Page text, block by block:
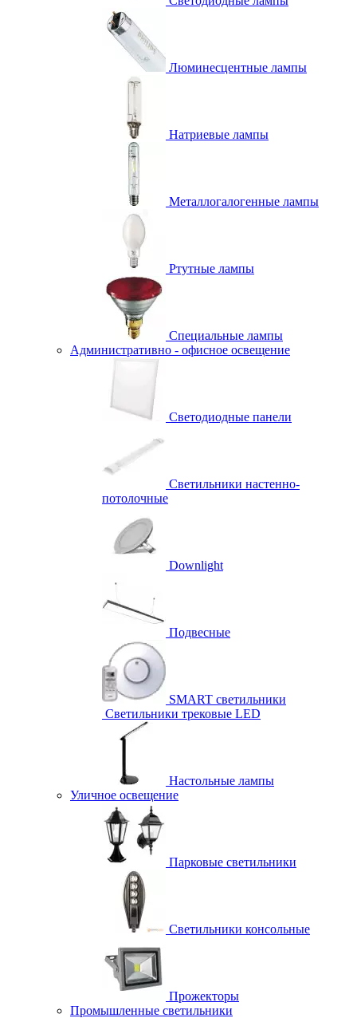
Люминесцентные лампы
Натриевые лампы
Металлогалогенные лампы
Ртутные лампы
Специальные лампы
Административно - офисное освещение
Светодиодные панели
Светильники настенно-
потолочные
Downlight
Подвесные
SMART светильники
Светильники трековые LED
Настольные лампы
Уличное освещение
Парковые светильники
Светильники консольные
Прожекторы
Промышленные светильники